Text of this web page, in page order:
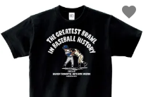
favorite